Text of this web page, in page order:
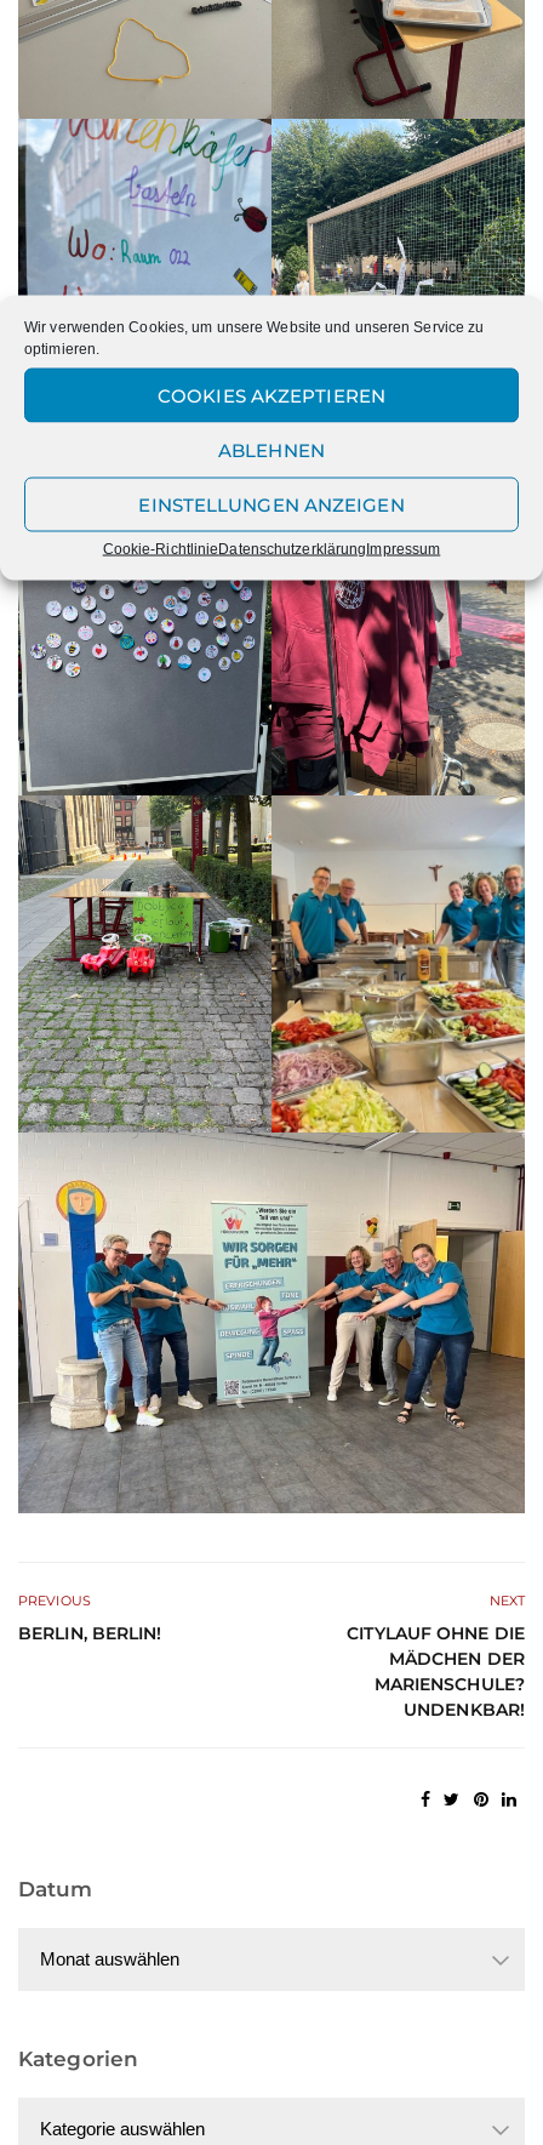
Wir verwenden Cookies, um unsere Website und unseren Service zu
optimieren.
COOKIES AKZEPTIEREN
ABLEHNEN
EINSTELLUNGEN ANZEIGEN
Cookie-RichtlinieDatenschutzerklärungImpressum
PREVIOUS
BERLIN, BERLIN!
NEXT
CITYLAUF OHNE DIE
MÄDCHEN DER
MARIENSCHULE?
UNDENKBAR!
Datum
Kategorien